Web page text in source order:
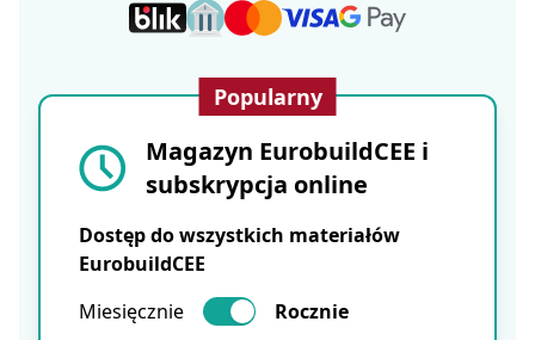
Popularny
Magazyn EurobuildCEE i
subskrypcja online
Dostęp do wszystkich materiałów
EurobuildCEE
Miesięcznie
Rocznie